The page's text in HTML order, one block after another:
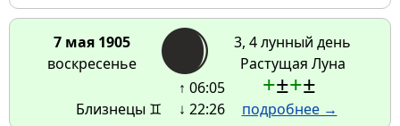
7 мая 1905
воскресенье
3, 4 лунный день
Растущая Луна
Близнецы ♊
↑ 06:05
↓ 22:26
+±+±
подробнее →